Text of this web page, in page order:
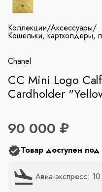
Коллекции/Аксессуары/
Кошельки, картхолдеры,
Chanel
СС Mini Logo
Cardholder
90 000 ₽
Товар доступен под
Авиа-экспресс: